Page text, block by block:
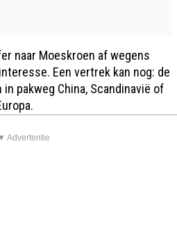
naar Moeskroen af wegens
Een vertrek kan nog: de
pakweg China, Scandinavië of
Advertentie